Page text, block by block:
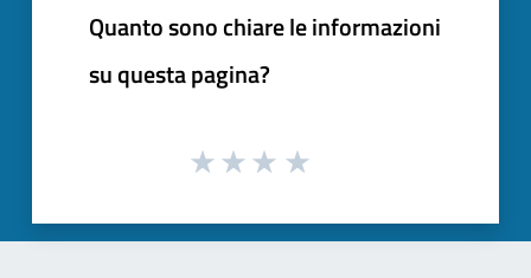
Quanto sono chiare le informazioni
su questa pagina?